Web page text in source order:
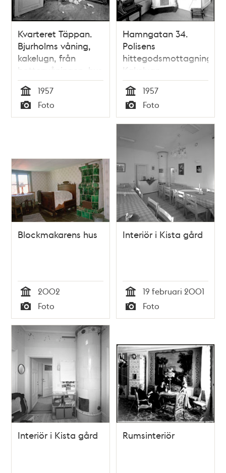
Kvarteret Täppan.
Bjurholms våning,
kakelugn, från
bottenvåningen, hus
A
Tid
1957
Typ
Foto
Hamngatan 34.
Polisens
hittegodsmottagning.
Kakelugn
Tid
1957
Typ
Foto
Blockmakarens hus
Tid
2002
Typ
Foto
Interiör i Kista gård
Tid
19 februari 2001
Typ
Foto
Interiör i Kista gård Rumsinteriör